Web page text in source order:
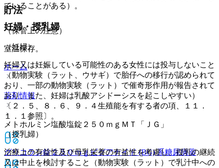
貯法
（保管上の注意）
室温保存。
ホーム
薬剤情報
メトホルミン塩酸塩錠２５０ｍｇＭＴ「ＪＧ」
グリコラン錠２５０ｍｇビグアナイド (BG) 系糖尿病薬
ていることがある）。
妊婦・授乳婦
（妊婦）
妊婦又は妊娠している可能性のある女性には投与しないこと
（動物実験（ラット、ウサギ）で胎仔への移行が認められて
おり、一部の動物実験（ラット）で催奇形作用が報告されて
おり、また、妊婦は乳酸アシドーシスを起こしやすい）
〔２．５、８．６、９．４生殖能を有する者の項、１１．
１．１参照〕。
（授乳婦）
治療上の有益性及び母乳栄養の有益性を考慮し、授乳の継続
又は中止を検討すること（動物実験（ラット）で乳汁中への